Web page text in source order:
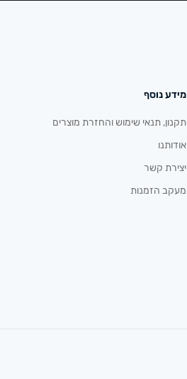
מידע נוסף
תקנון, תנאי שימוש והחזרת מוצרים
אודותנו
יצירת קשר
מעקב הזמנות